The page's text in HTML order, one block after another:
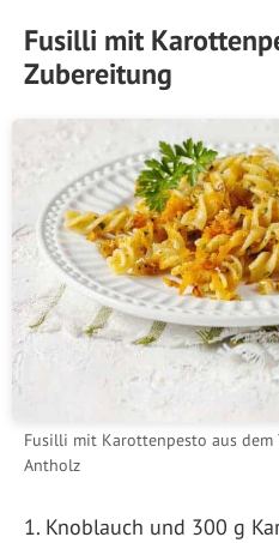
Fusilli mit
Zubereitung
Fusilli mit Karottenpesto aus
Antholz
Knoblauch und 300 g